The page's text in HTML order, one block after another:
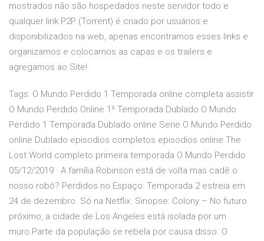
mostrados não são hospedados neste servidor todo e
qualquer link P2P (Torrent) é criado por usuários e
disponibilizados na web, apenas encontramos esses links e
organizamos e colocamos as capas e os trailers e
agregamos ao Site!
Tags: O Mundo Perdido 1 Temporada online completa assistir
O Mundo Perdido Online 1ª Temporada Dublado O Mundo
Perdido 1 Temporada Dublado online Serie O Mundo Perdido
online Dublado episodios completos episodios online The
Lost World completo primeira temporada O Mundo Perdido
05/12/2019 · A família Robinson está de volta mas cadê o
nosso robô? Perdidos no Espaço: Temporada 2 estreia em
24 de dezembro. Só na Netflix. Sinopse: Colony – No futuro
próximo, a cidade de Los Angeles está isolada por um
muro.Parte da população se rebela por causa disso. O